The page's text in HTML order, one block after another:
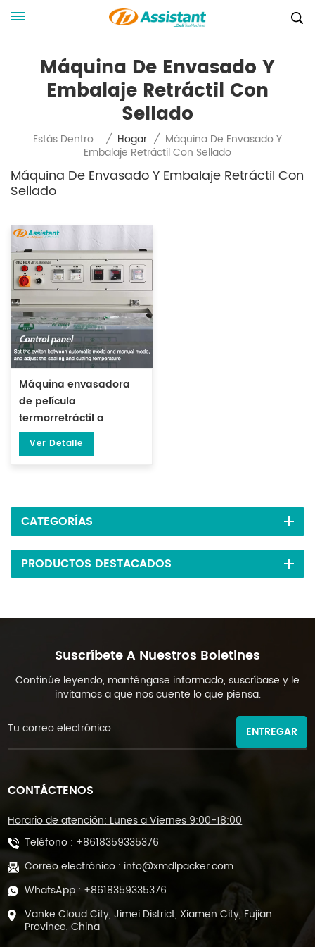
Máquina De Envasado Y
Embalaje Retráctil Con
Sellado
Estás Dentro : / Hogar / Máquina De Envasado Y
Embalaje Retráctil Con Sellado
Máquina De Envasado Y Embalaje Retráctil Con
Sellado
Máquina envasadora
de película
termorretráctil a
temperatura constante
DL-BSB-4020
Ver Detalle
CATEGORÍAS
PRODUCTOS DESTACADOS
Suscríbete A Nuestros Boletines
Continúe leyendo, manténgase informado, suscríbase y le
invitamos a que nos cuente lo que piensa.
ENTREGAR
CONTÁCTENOS
Horario de atención: Lunes a Viernes 9:00-18:00
Teléfono : +8618359335376
Correo electrónico : info@xmdlpacker.com
WhatsApp : +8618359335376
Vanke Cloud City, Jimei District, Xiamen City, Fujian
Province, China